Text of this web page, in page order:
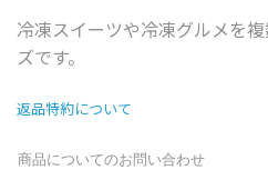
冷凍スイーツや冷凍グルメを
ズです。
返品特約について
商品についてのお問い合わせ